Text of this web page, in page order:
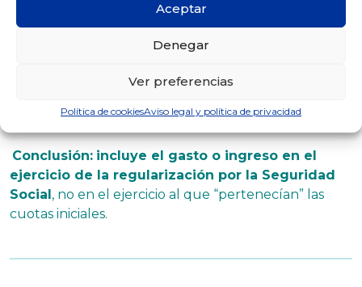
Aceptar
Denegar
Ver preferencias
Política de cookiesAviso legal y política de privacidad
de tus cuotas: gasto de actividad
importes exactosnotificados en la
(año) en que Seguridad Social ha
practicado la regularización.
Conclusión: incluye el gasto o ingreso en el
ejercicio de la regularización por la Seguridad
Social, no en el ejercicio al que “pertenecían” las
cuotas iniciales.